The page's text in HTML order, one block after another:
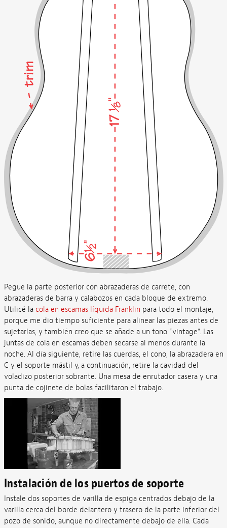
Pegue la parte posterior con abrazaderas de carrete, con
abrazaderas de barra y calabozos en cada bloque de extremo.
Utilicé la cola en escamas líquida Franklin para todo el montaje,
porque me dio tiempo suficiente para alinear las piezas antes de
sujetarlas, y también creo que se añade a un tono “vintage”. Las
juntas de cola en escamas deben secarse al menos durante la
noche. Al día siguiente, retire las cuerdas, el cono, la abrazadera en
C y el soporte mástil y, a continuación, retire la cavidad del
voladizo posterior sobrante. Una mesa de enrutador casera y una
punta de cojinete de bolas facilitaron el trabajo.
Instalación de los puertos de soporte
Instale dos soportes de varilla de espiga centrados debajo de la
varilla cerca del borde delantero y trasero de la parte inferior del
pozo de sonido, aunque no directamente debajo de ella. Cada